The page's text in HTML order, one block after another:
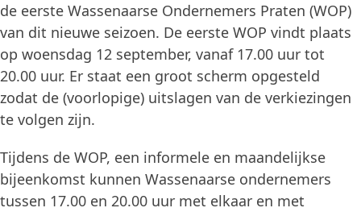
de eerste Wassenaarse Ondernemers Praten (WOP)
van dit nieuwe seizoen. De eerste WOP vindt plaats
op woensdag 12 september, vanaf 17.00 uur tot
20.00 uur. Er staat een groot scherm opgesteld
zodat de (voorlopige) uitslagen van de verkiezingen
te volgen zijn.
Tijdens de WOP, een informele en maandelijkse
bijeenkomst kunnen Wassenaarse ondernemers
tussen 17.00 en 20.00 uur met elkaar en met